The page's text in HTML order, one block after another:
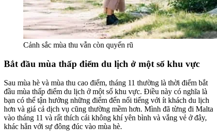
Cảnh sắc mùa thu vẫn còn quyến rũ
Bắt đầu mùa thấp điểm du lịch ở một số khu vực
Sau mùa hè và mùa thu cao điểm, tháng 11 thường là thời điểm bắt
đầu mùa thấp điểm du lịch ở một số khu vực. Điều này có nghĩa là
bạn có thể tận hưởng những điểm đến nổi tiếng với ít khách du lịch
hơn và giá cả dịch vụ cũng thường mềm hơn. Mình đã từng đi Malta
vào tháng 11 và rất thích cái không khí yên bình và vắng vẻ ở đây,
khác hẳn với sự đông đúc vào mùa hè.